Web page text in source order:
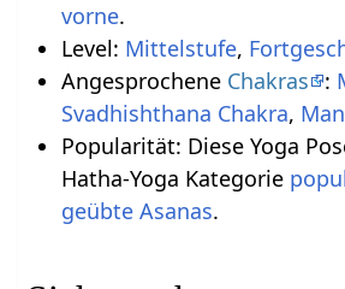
vorne.
Level: Mittelstufe,
Angesprochene Chakras :
Svadhishthana Chakra,
Popularität: Diese Yoga
Hatha-Yoga Kategorie
geübte Asanas.